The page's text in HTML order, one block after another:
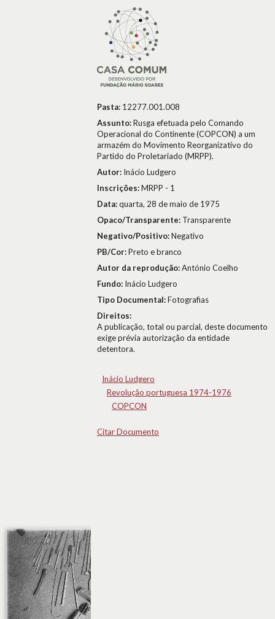
Pasta: 12277.001.008
Assunto:Rusga efetuada pelo Comando
Operacional do Continente (COPCON) a um
armazém do Movimento Reorganizativo do
Partido do Proletariado (MRPP).
Autor: Inácio Ludgero
Inscrições:MRPP - 1
Data:quarta, 28 de maio de 1975
Opaco/Transparente: Transparente
Negativo/Positivo:Negativo
PB/Cor:Preto e branco
Autor da reprodução:António Coelho
Fundo: Inácio Ludgero
Tipo Documental:Fotografias
Direitos:
A publicação, total ou parcial, deste documento
exige prévia autorização da entidade
detentora.
Inácio Ludgero
Revolução portuguesa 1974-1976
COPCON
Citar Documento